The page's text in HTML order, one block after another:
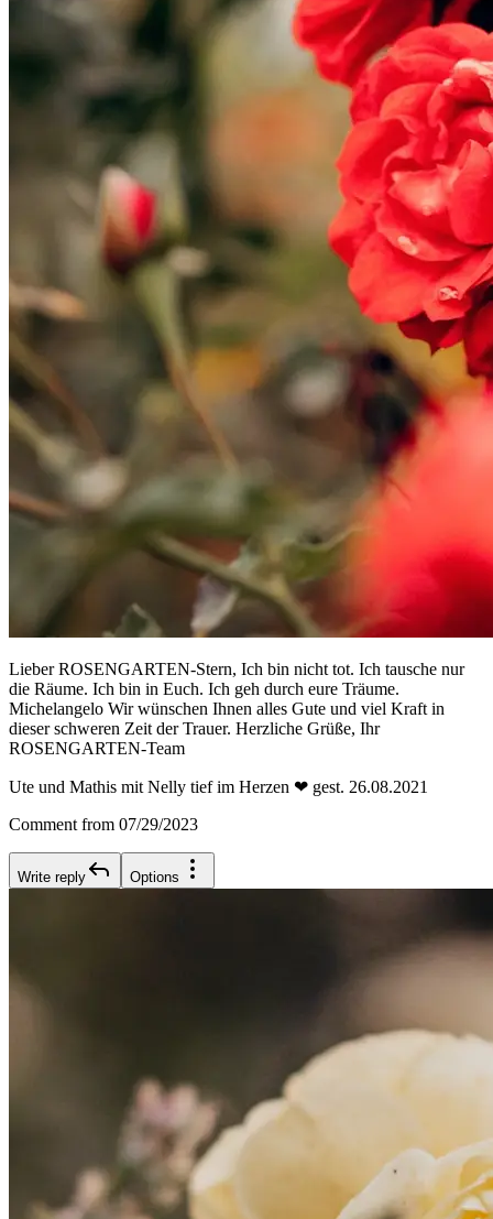
Lieber ROSENGARTEN-Stern, Ich bin nicht tot. Ich tausche nur
die Räume. Ich bin in Euch. Ich geh durch eure Träume.
Michelangelo Wir wünschen Ihnen alles Gute und viel Kraft in
dieser schweren Zeit der Trauer. Herzliche Grüße, Ihr
ROSENGARTEN-Team
Ute und Mathis mit Nelly tief im Herzen ❤ gest. 26.08.2021
Comment from 07/29/2023
Write reply Options